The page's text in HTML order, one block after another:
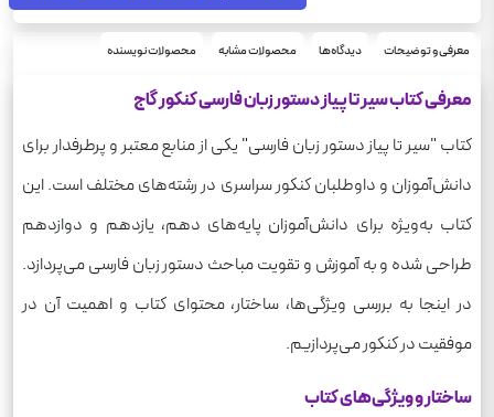
تعداد صفحه
288
وزن
معرفی و توضیحات دیدگاه‌ها محصولات مشابه محصولات نویسنده
معرفی کتاب سیر تا پیاز دستور زبان فارسی کنکور گاج
کتاب "سیر تا پیاز دستور زبان فارسی" یکی از منابع معتبر و پرطرفدار برای
دانش‌آموزان و داوطلبان کنکور سراسری در رشته‌های مختلف است. این
کتاب به‌ویژه برای دانش‌آموزان پایه‌های دهم، یازدهم و دوازدهم
طراحی شده و به آموزش و تقویت مباحث دستور زبان فارسی می‌پردازد.
در اینجا به بررسی ویژگی‌ها، ساختار، محتوای کتاب و اهمیت آن در
موفقیت در کنکور می‌پردازیم.
ساختار و ویژگی‌های کتاب